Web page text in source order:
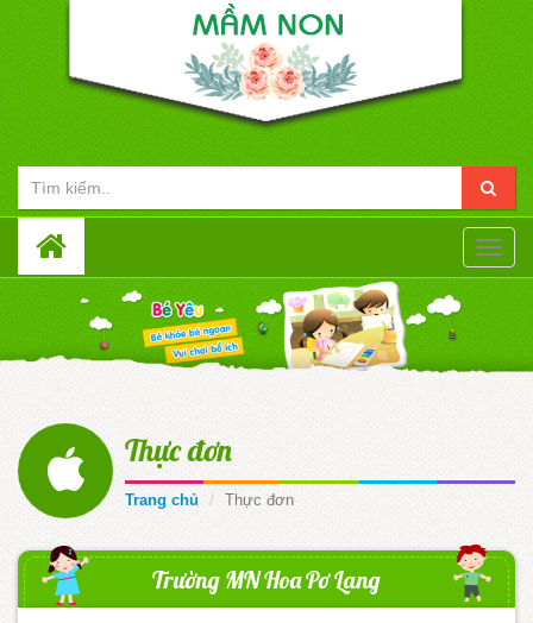
Toggle
Thực đơn
Trang chủ Thực đơn
Trường MN Hoa Pơ Lang